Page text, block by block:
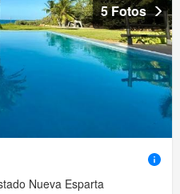
5 Fotos
Nueva Esparta